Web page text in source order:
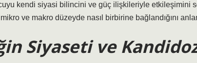
kendi siyasi bilincini ve güç ilişkileriyle etkileşimini
ve makro düzeyde nasıl birbirine bağlandığını
Siyaseti ve